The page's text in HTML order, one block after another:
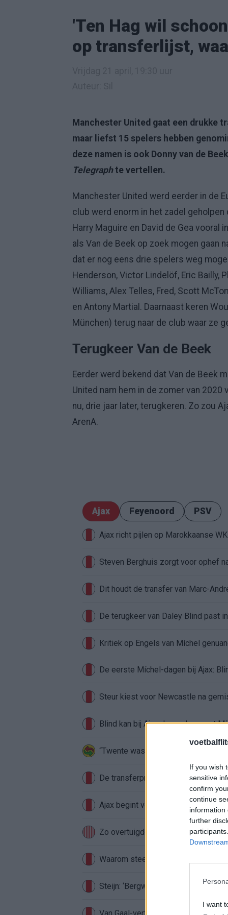
If you wish
sensitive
confirm
continue
information
further
I want
'Ten Hag wil
op transferlijst,
Manchester United gaat een drukke
maar liefst 15 spelers hebben
deze namen is ook Donny van de
Telegraphte vertellen.
Manchester United werd eerder in de
club werd enorm in het zadel
Harry Maguire en David de Gea vooral
als Van de Beek op zoek mogen gaan
dat er nog eens drie spelers weg
Henderson, Victor Lindelöf, Eric Bailly,
Williams, Alex Telles, Fred, Scott
en Antony Martial. Daarnaast keren
München) terug naar de club waar ze
Terugkeer Van de Beek
Eerder werd bekend dat Van de Beek
United nam hem in de zomer van
nu, drie jaar later, terugkeren. Zo zou
ArenA.
Ajax Feyenoord PSV
Ajax richt pijlen op Marokkaanse
Steven Berghuis zorgt voor ophef
Dit houdt de transfer van Marc-
De terugkeer van Daley Blind past
Kritiek op Engels van Míchel
Steur kiest voor Newcastle na
Blind kan bij Ajax de speler naast
“Twente was toen niet haalbaar”:
De transferprioriteiten van Ajax
Ajax begint voorbereiding met
Zo overtuigde PSV Sven Mijnans
Waarom steeds meer sleutelfiguren
Steijn: ‘Bergwijn was niet mijn
Van Gaal-vertrek markeert einde